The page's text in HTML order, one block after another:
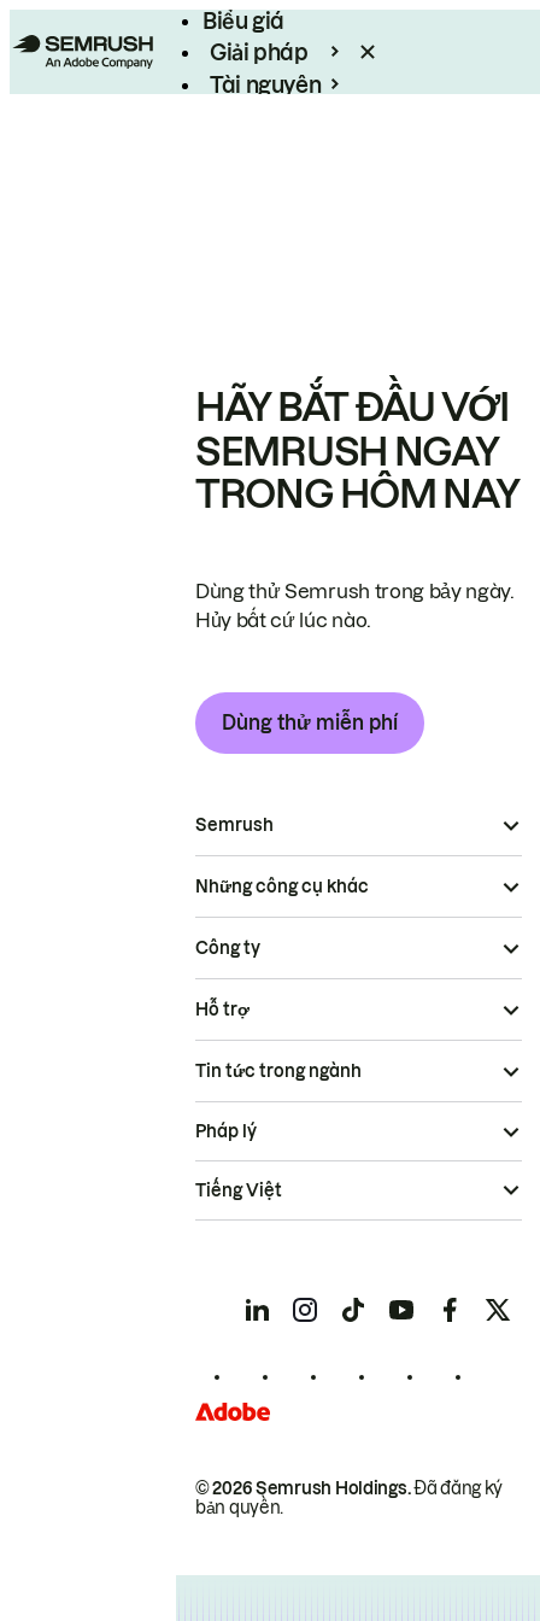
Biểu giá
Giải pháp
Tài nguyên
HÃY BẮT ĐẦU VỚI
SEMRUSH NGAY
TRONG HÔM NAY
Dùng thử Semrush trong bảy ngày.
Hủy bất cứ lúc nào.
Dùng thử miễn phí
Semrush
Những công cụ khác
Công ty
Hỗ trợ
Tin tức trong ngành
© 2026 Semrush Holdings.Đã đăng ký
bản quyền.
Pháp lý
Tiếng Việt